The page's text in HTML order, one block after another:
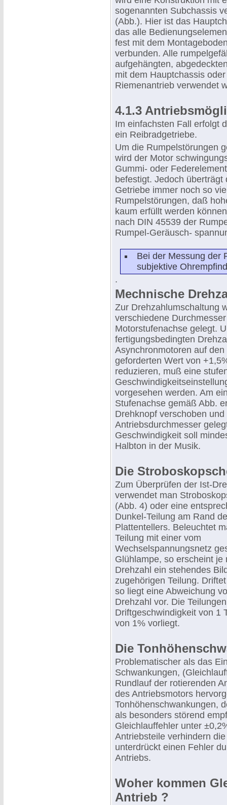
sogenannten Subchassis
(Abb.). Hier ist das
das alle
fest mit dem
verbunden. Alle
aufgehängten,
mit dem Hauptchassis
Riemenantrieb verwendet
4.1.3
Im einfachsten Fall erfolgt
ein Reibradgetriebe.
Um die Rumpelstörungen
wird der Motor
Gummi- oder
befestigt. Jedoch überträgt
Getriebe immer noch so
Rumpelstörungen, daß
kaum erfüllt werden
nach DIN 45539 der
Rumpel-Geräusch-
Bei der Messung der
subjektive
.
Mechnische
Zur Drehzahlumschaltung
verschiedene
Motorstufenachse gelegt.
fertigungsbedingten
Asynchronmotoren auf
geforderten Wert von
reduzieren, muß eine
vorgesehen werden. Am
Stufenachse gemäß Abb.
Drehknopf verschoben
Antriebsdurchmesser
Geschwindigkeit soll
Halbton in der Musik.
Die
Zum Überprüfen der Ist-
verwendet man
(Abb. 4) oder eine
Dunkel-Teilung am Rand
Plattentellers. Beleuchtet
Teilung mit einer vom
Wechselspannungsnetz
Glühlampe, so erscheint je
Drehzahl ein stehendes
zugehörigen Teilung.
so liegt eine Abweichung
Drehzahl vor. Die
Driftgeschwindigkeit von 1
von 1% vorliegt.
Die
Problematischer als das
Schwankungen,
Rundlauf der rotierenden
des Antriebsmotors
Tonhöhenschwankungen,
als besonders störend
Gleichlauffehler unter
Antriebsteile verhindern
unterdrückt einen Fehler
Antriebs.
Woher kommen
Antrieb ?